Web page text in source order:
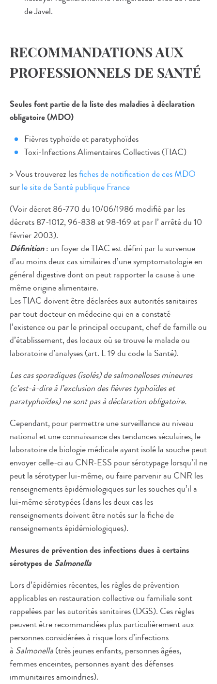
de Javel.
RECOMMANDATIONS AUX
PROFESSIONNELS DE SANTÉ
Seules font partie de la liste des maladies à déclaration
obligatoire (MDO)
Fièvres typhoïde et paratyphoïdes
Toxi-Infections Alimentaires Collectives (TIAC)
> Vous trouverez lesfiches de notification de ces MDO​
surle site de Santé publique France
(Voir décret 86-770 du 10/06/1986 modifié par les
décrets 87-1012, 96-838 et 98-169 et par l’ arrêté du 10
février 2003).
Définition: un foyer de TIAC est défini par la survenue
d’au moins deux cas similaires d’une symptomatologie en
général digestive dont on peut rapporter la cause à une
même origine alimentaire.
Les TIAC doivent être déclarées aux autorités sanitaires
par tout docteur en médecine qui en a constaté
l’existence ou par le principal occupant, chef de famille ou
d’établissement, des locaux où se trouve le malade ou
laboratoire d’analyses (art. L 19 du code la Santé).
Les cas sporadiques (isolés) de salmonelloses mineures
(c’est-à-dire à l’exclusion des fièvres typhoïdes et
paratyphoïdes) ne sont pas à déclaration obligatoire.
Cependant, pour permettre une surveillance au niveau
national et une connaissance des tendances séculaires, le
laboratoire de biologie médicale ayant isolé la souche peut
envoyer celle-ci au CNR-ESS pour sérotypage lorsqu’il ne
peut la sérotyper lui-même, ou faire parvenir au CNR les
renseignements épidémiologiques sur les souches qu’il a
lui-même sérotypées (dans les deux cas les
renseignements doivent être notés sur la fiche de
renseignements épidémiologiques).
Mesures de prévention des infections dues à certains
sérotypes deSalmonella
Lors d’épidémies récentes, les règles de prévention
applicables en restauration collective ou familiale sont
rappelées par les autorités sanitaires (DGS). Ces règles
peuvent être recommandées plus particulièrement aux
personnes considérées à risque lors d’infections
à Salmonella(très jeunes enfants, personnes âgées,
femmes enceintes, personnes ayant des défenses
immunitaires amoindries).